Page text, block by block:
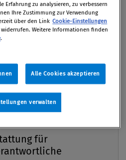
in Compliance
zwischen der Amöbe
Karl Popper, einer der
des 20. Jahrhunderts. Wenn
Popper verinnerlicht hat,
dass die Compliance-
noch mehr Ähnlichkeiten
Premium
-
für
Erfahrung zu analysieren, zu verbessern
Ihre Zustimmung zur Verwendung
über den Link Cookie-Einstellungen
widerrufen. Weitere Informationen finden
.
Alle Cookies akzeptieren
verwalten